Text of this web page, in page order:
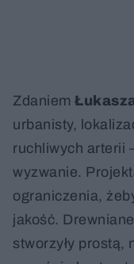
Zdaniem
urbanisty,
ruchliwych arterii
wyzwanie.
ograniczenia,
jakość.
stworzyły prostą,